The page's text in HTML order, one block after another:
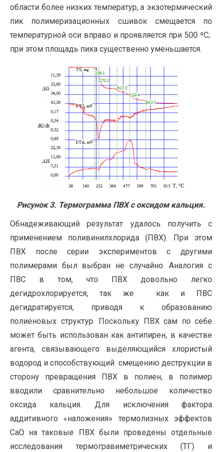
области более низких температур, а экзотермический
пик полимеризационных сшивок смещается по
температурной оси вправо и проявляется при 500 ºС;
при этом площадь пика существенно уменьшается.
Рисунок 3. Термограмма ПВХ с оксидом кальция.
Обнадеживающий результат удалось получить с
применением поливинилхлорида (ПВХ). При этом
ПВХ после серии экспериментов с другими
полимерами был выбран не случайно. Аналогия с
ПВС в том, что ПВХ довольно легко
дегидрохлорируется, так же как и ПВС
дегидратируется, приводя к образованию
полиеновых структур. Поскольку ПВХ сам по себе
может быть использован как антипирен, в качестве
агента, связывающего выделяющийся хлористый
водород и способствующий смещению деструкции в
сторону превращения ПВХ в полиен, в полимер
вводили сравнительно небольшое количество
оксида кальция. Для исключения фактора
аддитивного «наложения» термолизных эффектов
СаО на таковые ПВХ были проведены отдельные
исследования термогравиметрических (ТГ) и